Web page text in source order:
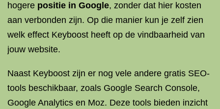
hogere positie in Google, zonder dat hier kosten
aan verbonden zijn. Op die manier kun je zelf zien
welk effect Keyboost heeft op de vindbaarheid van
jouw website.
Naast Keyboost zijn er nog vele andere gratis SEO-
tools beschikbaar, zoals Google Search Console,
Google Analytics en Moz. Deze tools bieden inzicht